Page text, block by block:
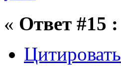
« Ответ #15 :
Цитировать